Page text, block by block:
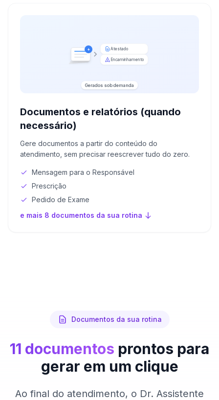
+ Atestado
Encaminhamento
Gerados sob demanda
Documentos e relatórios (quando
necessário)
Gere documentos a partir do conteúdo do
atendimento, sem precisar reescrever tudo do zero.
Mensagem para o Responsável
Prescrição
Pedido de Exame
e mais 8 documentos da sua rotina
Documentos da sua rotina
11 documentos prontos para
gerar em um clique
Ao final do atendimento, o Dr. Assistente